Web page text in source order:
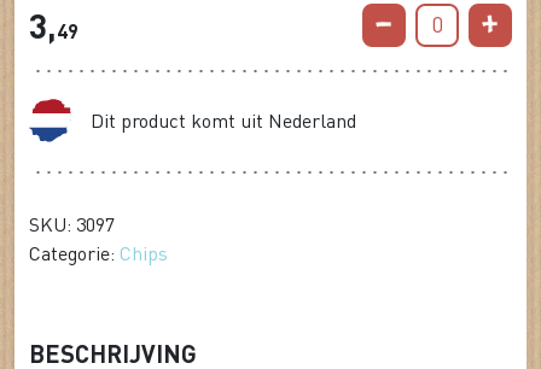
3,49 0
Dit product komt uit Nederland
SKU: 3097
Categorie: Chips
BESCHRIJVING